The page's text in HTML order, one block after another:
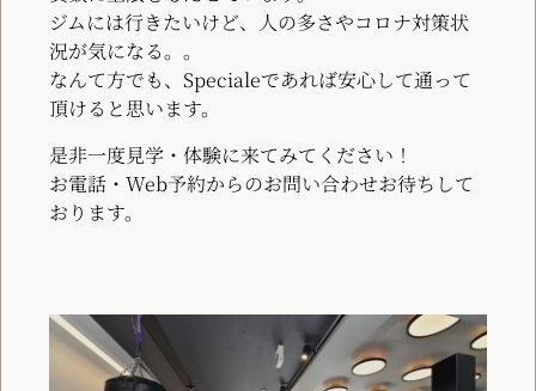
ジムには行きたいけど、人の多さやコロナ対策状
況が気になる。。
なんて方でも、Specialeであれば安心して通って
頂けると思います。
是非一度見学・体験に来てみてください！
お電話・Web予約からのお問い合わせお待ちして
おります。